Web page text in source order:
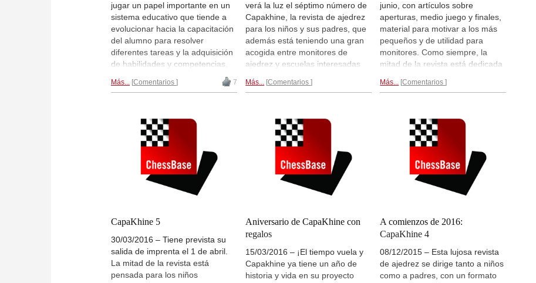
jugar un papel importante en un
sistema educativo que tiende a
evolucionar hacia la capacitación
del alumno para resolver
diferentes tareas y la adquisición
de habilidades y competencias,
obtención de conocimientos de
juego-ciencia como asignatura
curricular, el docente tendrá que
familiarizarse con sus
aplicaciones transversales". Así
comienza el nuevo libro de
Joaquín Fernández Amigo.
Siles, de la revista CapaKhine, lo
Más... Comentarios 7
verá la luz el séptimo número de
Capakhine, la revista de ajedrez
para los niños y sus padres, que
además está teniendo una gran
acogida entre monitores de
ajedrez y escuelas interesadas
difusión y apoyo al ajedrez
ofrecer nuevos contenidos
técnicos y formativos para los
jóvenes ajedrecistas y también
información y consejos para sus
padres. El número 7 contará con
un tutorial sobre ChessBase.
Más... Comentarios
junio, con artículos sobre
aperturas, medio juego y finales,
material para motivar a los más
pequeños y de utilidad para
monitores. Como siempre, la
mitad de la revista está dedicada
ajedrez educativo, social y
ayudar a los padres.
Los
contenidos en la web de
CapaKhine...
Más... Comentarios
CapaKhine 5
30/03/2016 – Tiene prevista su
salida de imprenta el 1 de abril.
La mitad de la revista está
pensada para los niños
Aniversario de CapaKhine con
regalos
15/03/2016 – ¡El tiempo vuela y
Capakhine ya tiene un año de
historia y vida en su proyecto
A comienzos de 2016:
CapaKhine 4
08/12/2015 – Esta lujosa revista
de ajedrez se dirige tanto a niños
como a padres, con un formato